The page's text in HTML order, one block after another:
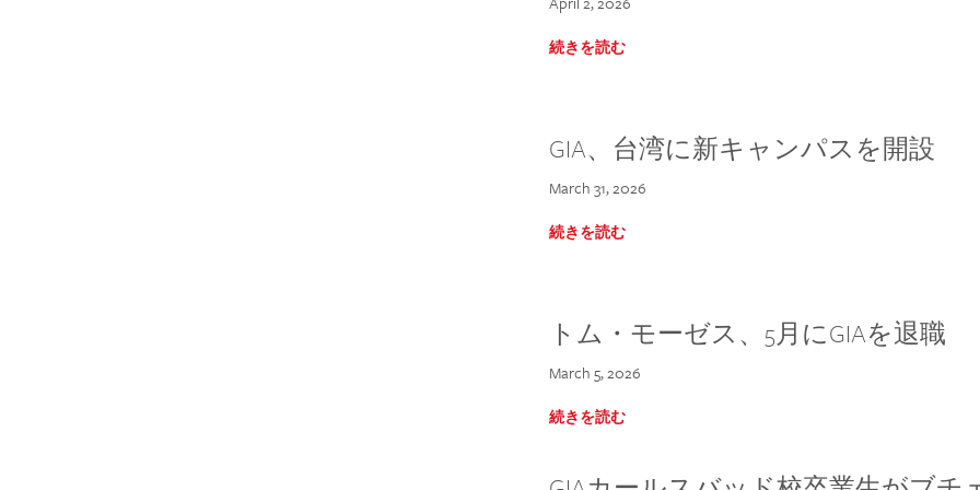
続きを読む
GIA、台湾に新キャンパスを開設
March 31, 2026
続きを読む
トム・モーゼス、5月にGIAを退職
March 5, 2026
続きを読む